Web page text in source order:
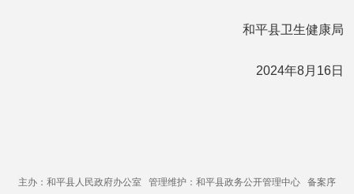
和平县卫生健康局
2024年8月16日
主办：和平县人民政府办公室 管理维护：和平县政务公开管理中心 备案序